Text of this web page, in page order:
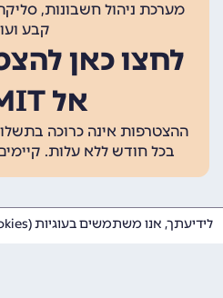
מערכת ניהול חשבונות,
קבע
לחצו כאן
אל SUMIT
בכל חודש ללא עלות.
לידיעתך, אנו משתמשים בעוגיות (cookies) באתר זה.